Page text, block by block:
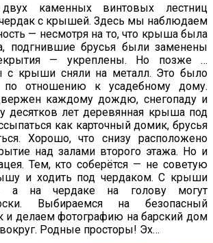
каменных винтовых лестниц
с крышей. Здесь мы наблюдаем
— несмотря на то, что крыша была
подгнившие брусья были заменены
— укреплены. Но позже …
с крыши сняли на металл. Это было
по отношению к усадебному дому.
каждому дождю, снегопаду и
десятков лет деревянная крыша под
как карточный домик, брусья
Хорошо, что снизу расположено
над залами второго этажа. Но и
Тем, кто соберётся — не советую
и ходить под чердаком. С крыши
а на чердаке на голову могут
Выбираемся на безопасный
и делаем фотографию на барский дом
Родные просторы! Эх…